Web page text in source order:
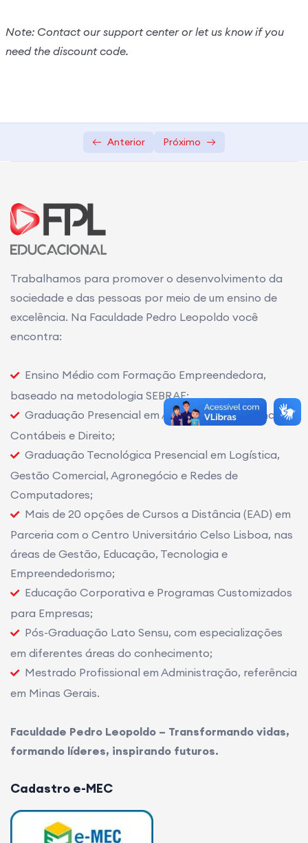
Note: Contact our support center or let us know if you
need the discount code.
Anterior Próximo
Trabalhamos para promover o desenvolvimento da
sociedade e das pessoas por meio de um ensino de
excelência. Na Faculdade Pedro Leopoldo você
encontra:
Ensino Médio com Formação Empreendedora,
baseado na metodologia SEBRAE;
Graduação Presencial em Administração, Ciências
Contábeis e Direito;
Graduação Tecnológica Presencial em Logística,
Gestão Comercial, Agronegócio e Redes de
Computadores;
Mais de 20 opções de Cursos a Distância (EAD) em
Parceria com o Centro Universitário Celso Lisboa, nas
áreas de Gestão, Educação, Tecnologia e
Empreendedorismo;
Educação Corporativa e Programas Customizados
para Empresas;
Pós-Graduação Lato Sensu, com especializações
em diferentes áreas do conhecimento;
Mestrado Profissional em Administração, referência
em Minas Gerais.
Faculdade Pedro Leopoldo – Transformando vidas,
formando líderes, inspirando futuros.
Cadastro e-MEC